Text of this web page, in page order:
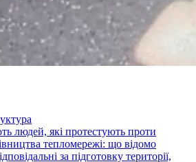
людей, які протестують проти
тепломережі: що відомо
за підготовку території,